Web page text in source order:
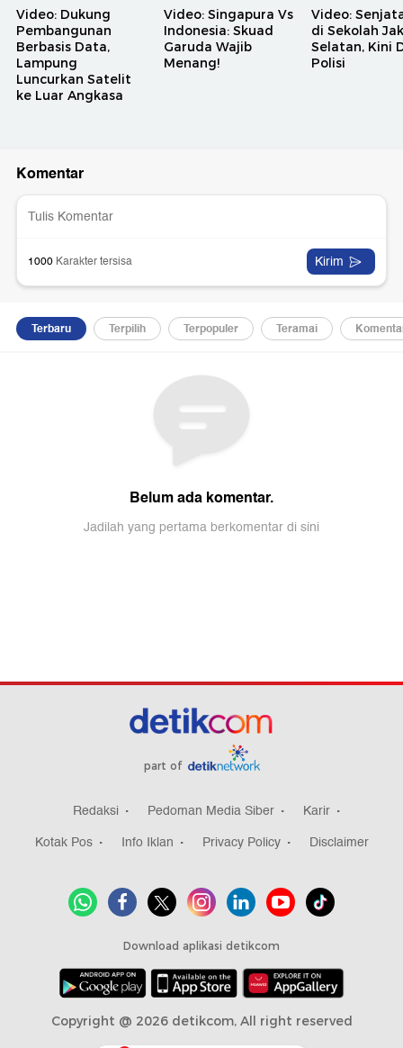
Video: Dukung
Pembangunan
Berbasis Data,
Lampung
Luncurkan Satelit
ke Luar Angkasa
Video: Singapura Vs
Indonesia: Skuad
Garuda Wajib
Menang!
Video:
di Sekolah
Selatan, Kini
Polisi
part of
Redaksi Pedoman Media Siber
Karir
Kotak Pos
Info Iklan Privacy Policy Disclaimer
Download aplikasi detikcom
Copyright @ 2026 detikcom, All right reserved